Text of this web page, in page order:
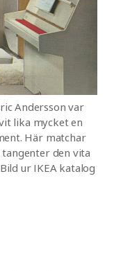
Andersson var
lika mycket en
Här matchar
den vita
ur IKEA katalog